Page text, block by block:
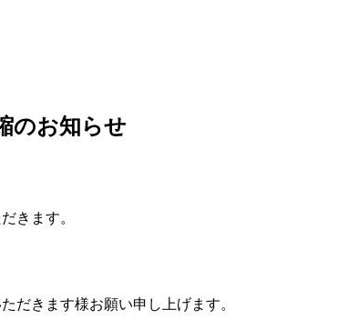
のお知らせ
きます。
だきます様お願い申し上げます。